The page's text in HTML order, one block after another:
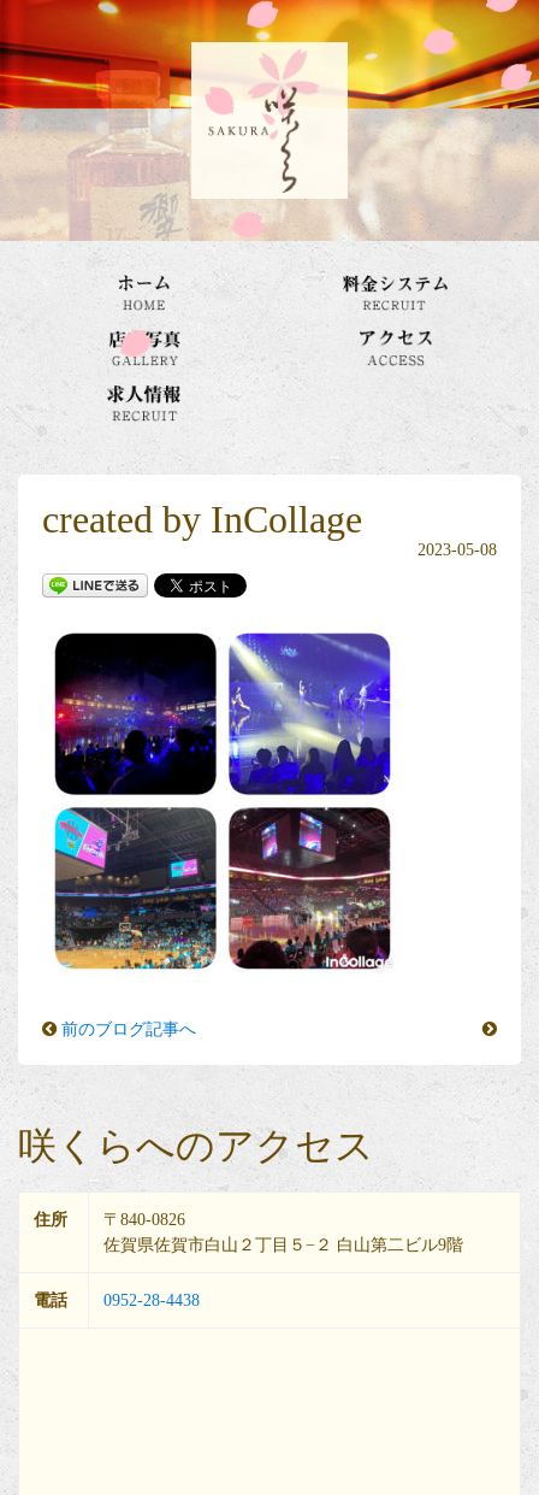
created by InCollage
2023-05-08
前のブログ記事へ
咲くらへのアクセス
住所
〒840-0826
佐賀県佐賀市白山２丁目５−２ 白山第二ビル9階
電話 0952-28-4438